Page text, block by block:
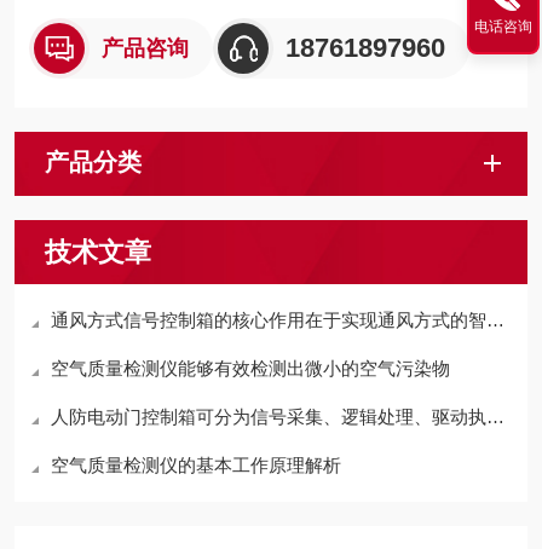
产品咨询 18761897960
产品分类
技术文章
通风方式信号控制箱的核心作用在于实现通风方式的智能切换
空气质量检测仪能够有效检测出微小的空气污染物
人防电动门控制箱可分为信号采集、逻辑处理、驱动执行三个环节
空气质量检测仪的基本工作原理解析
电话咨询